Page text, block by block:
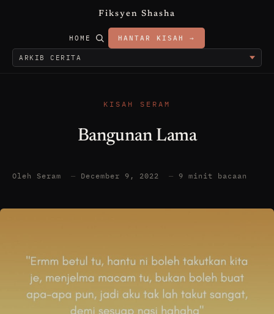
Fiksyen Shasha
HOME HANTAR KISAH →
KISAH SERAM
Bangunan Lama
Oleh Seram — December 9, 2022 — 9 minit bacaan